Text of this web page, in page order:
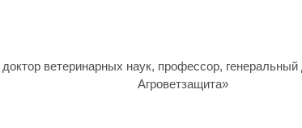
доктор ветеринарных наук, профессор,
Агроветзащита»